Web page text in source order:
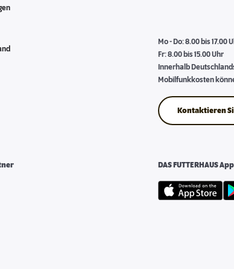
Mo - Do: 8.00 bis 17.00
Fr: 8.00 bis 15.00 Uhr
Innerhalb
Mobilfunkkosten
Kontaktieren
DAS FUTTERHAUS App